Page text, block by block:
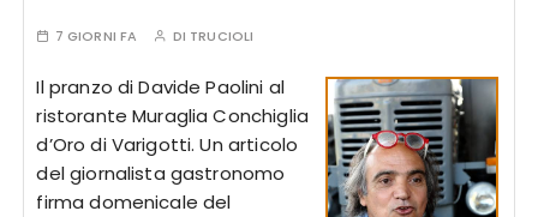
7 GIORNI FA DI TRUCIOLI
Il pranzo di Davide Paolini al
ristorante Muraglia Conchiglia
d’Oro di Varigotti. Un articolo
del giornalista gastronomo
firma domenicale del